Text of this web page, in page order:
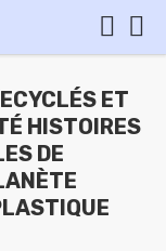
ET
HISTOIRES
DE